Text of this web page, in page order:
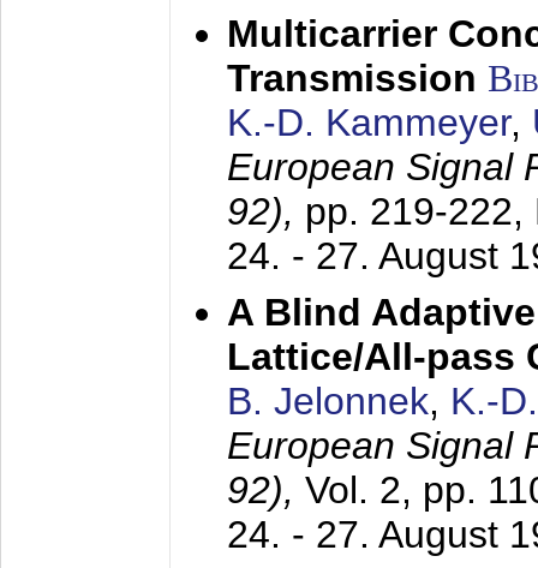
Multicarrier
Transmission
K.-D. Kammeyer,
European Signal
92), pp. 219-222,
24. - 27. August
A Blind
Lattice/All-pass
B. Jelonnek, K.-
European Signal
92), Vol. 2, pp.
24. - 27. August